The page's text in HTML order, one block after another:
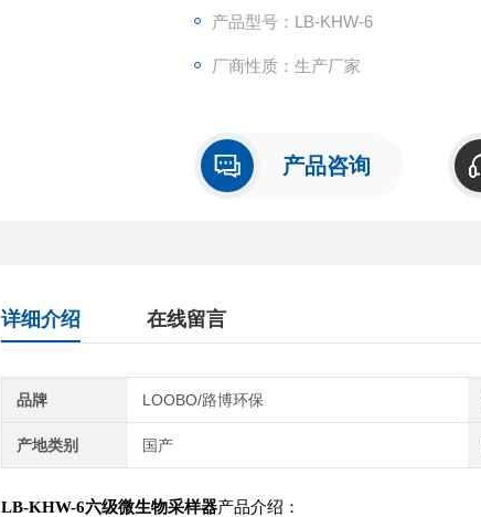
产品型号：LB-KHW-6
厂商性质：生产厂家
产品咨询
详细介绍 在线留言
品牌 LOOBO/路博环保
产地类别 国产
LB-KHW-6六级微生物采样器产品介绍：